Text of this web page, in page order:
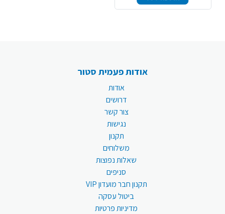
אודות פעמית סטור
אודות
דרושים
צור קשר
נגישות
תקנון
משלוחים
שאלות נפוצות
סניפים
תקנון חבר מועדון VIP
ביטול עסקה
מדיניות פרטיות